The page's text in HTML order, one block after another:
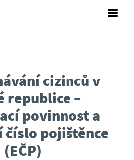
cizinců v
republice –
povinnost a
číslo pojištěnce
(EČP)